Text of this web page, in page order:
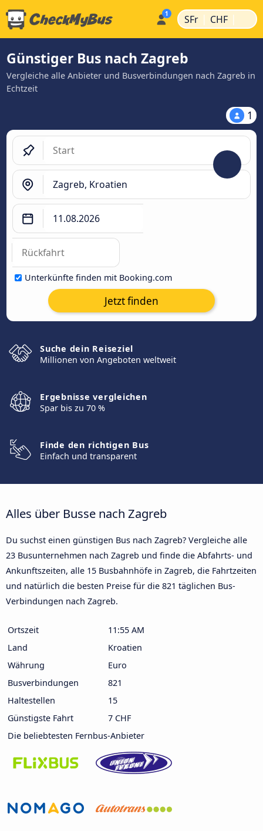
SFr | CHF |
Günstiger Bus nach Zagreb
Vergleiche alle Anbieter und Busverbindungen nach Zagreb in
Echtzeit
1
Unterkünfte finden mit Booking.com
Jetzt finden
Suche dein Reiseziel
Millionen von Angeboten weltweit
Ergebnisse vergleichen
Spar bis zu 70 %
Finde den richtigen Bus
Einfach und transparent
Alles über Busse nach Zagreb
Du suchst einen günstigen Bus nach Zagreb? Vergleiche alle
23 Busunternehmen nach Zagreb und finde die Abfahrts- und
Ankunftszeiten, alle 15 Busbahnhöfe in Zagreb, die Fahrtzeiten
und natürlich die besten Preise für die 821 täglichen Bus-
Verbindungen nach Zagreb.
Ortszeit
11:55 AM
Land
Kroatien
Währung
Euro
Busverbindungen
821
Haltestellen
15
Günstigste Fahrt
7 CHF
Die beliebtesten Fernbus-Anbieter